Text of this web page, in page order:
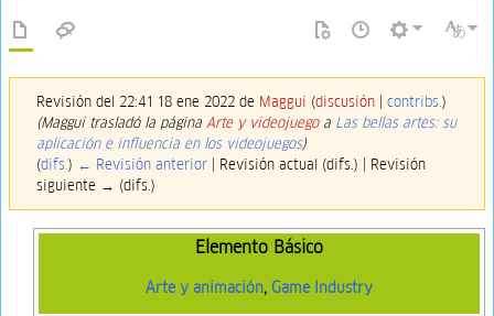
Revisión del 22:41 18 ene 2022 de Maggui (discusión| contribs.)
(Maggui trasladó la página Arte y videojuegoa Las bellas artes: su
aplicación e influencia en los videojuegos)
(difs.) ← Revisión anterior| Revisión actual (difs.) | Revisión
siguiente → (difs.)
Elemento Básico
Arte y animación, Game Industry